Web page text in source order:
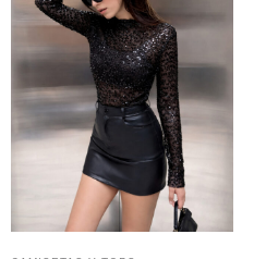
múltiples
variantes.
Las
opciones
pueden
la